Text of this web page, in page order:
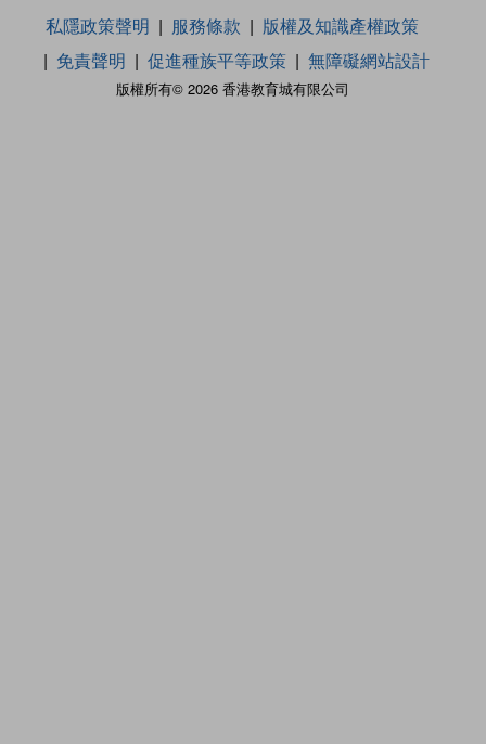
版權所有© 2026 香港教育城有限公司
私隱政策聲明 服務條款
版權及知識產權政策
免責聲明
促進種族平等政策 無障礙網站設計